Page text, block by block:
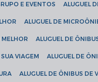
E EVENTOS ALUGUEL
ALUGUEL DE
MELHOR ALUGUEL DE
VIAGEM ALUGUEL DE
ALUGUEL DE ÔNIBUS